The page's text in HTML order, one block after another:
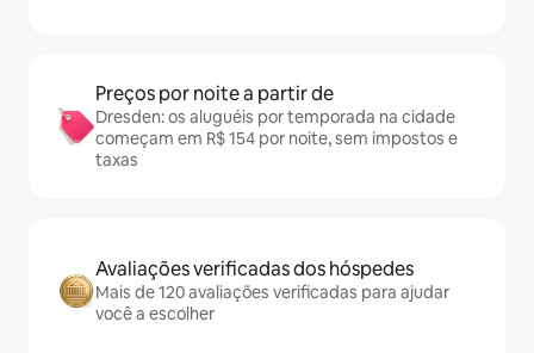
Preços por noite a partir de
Dresden: os aluguéis por temporada na cidade
começam em R$ 154 por noite, sem impostos e
taxas
Avaliações verificadas dos hóspedes
Mais de 120 avaliações verificadas para ajudar
você a escolher